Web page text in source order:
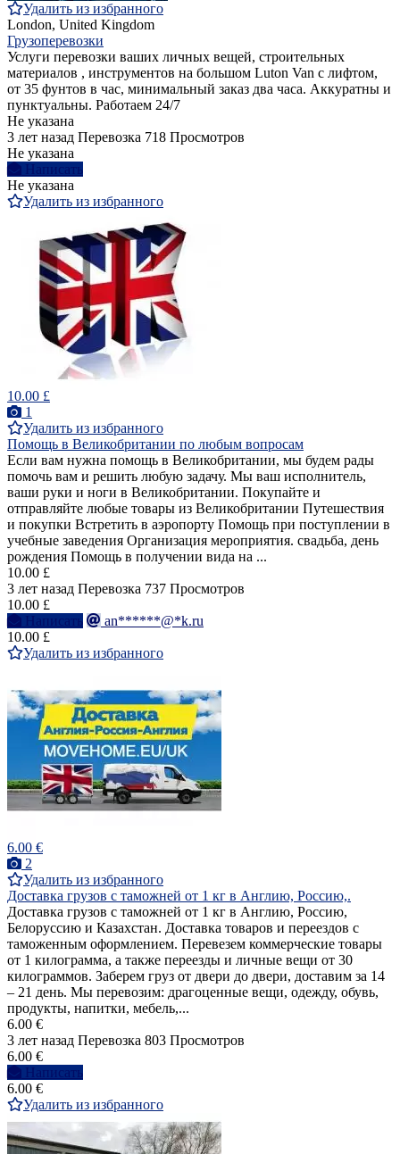
Удалить из избранного
London, United Kingdom
Грузоперевозки
Услуги перевозки ваших личных вещей, строительных
материалов , инструментов на большом Luton Van с лифтом,
от 35 фунтов в час, минимальный заказ два часа. Аккуратны и
пунктуальны. Работаем 24/7
Не указана
3 лет назад Перевозка 718 Просмотров
Не указана
Написать
Не указана
Удалить из избранного
10.00 £
1
Удалить из избранного
Помощь в Великобритании по любым вопросам
Если вам нужна помощь в Великобритании, мы будем рады
помочь вам и решить любую задачу. Мы ваш исполнитель,
ваши руки и ноги в Великобритании. Покупайте и
отправляйте любые товары из Великобритании Путешествия
и покупки Встретить в аэропорту Помощь при поступлении в
учебные заведения Организация мероприятия. свадьба, день
рождения Помощь в получении вида на ...
10.00 £
3 лет назад Перевозка 737 Просмотров
10.00 £
Написать
an******@*k.ru
10.00 £
Удалить из избранного
6.00 €
2
Удалить из избранного
Доставка грузов с таможней от 1 кг в Англию, Россию,.
Доставка грузов с таможней от 1 кг в Англию, Россию,
Белоруссию и Казахстан. Доставка товаров и переездов с
таможенным оформлением. Перевезем коммерческие товары
от 1 килограмма, а также переезды и личные вещи от 30
килограммов. Заберем груз от двери до двери, доставим за 14
– 21 день. Мы перевозим: драгоценные вещи, одежду, обувь,
продукты, напитки, мебель,...
6.00 €
3 лет назад Перевозка 803 Просмотров
6.00 €
Написать
6.00 €
Удалить из избранного